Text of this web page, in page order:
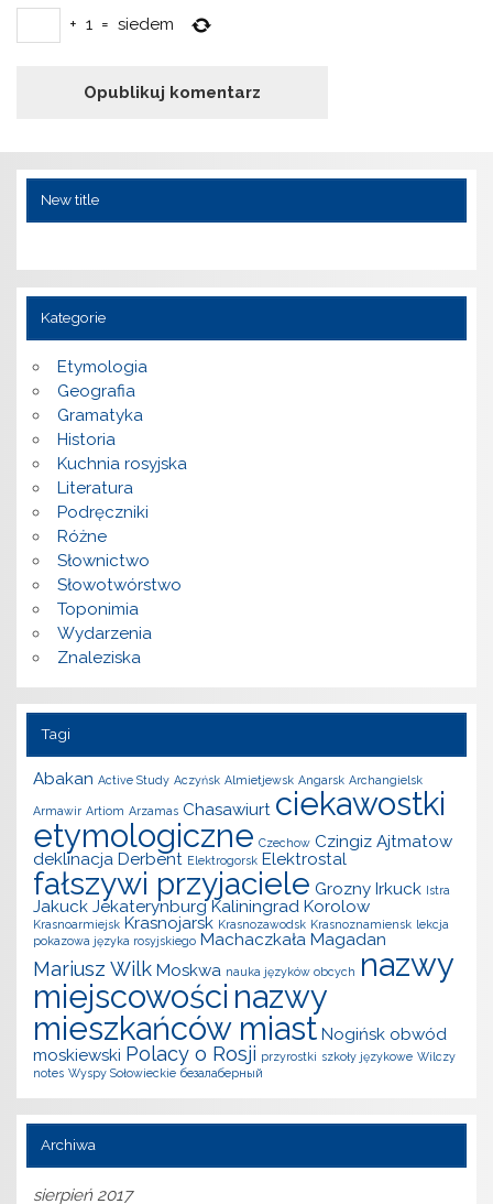
+ 1 = siedem
New title
Kategorie
Etymologia
Geografia
Gramatyka
Historia
Kuchnia rosyjska
Literatura
Podręczniki
Różne
Słownictwo
Słowotwórstwo
Toponimia
Wydarzenia
Znaleziska
Tagi
Abakan Active Study Aczyńsk Almietjewsk Angarsk Archangielsk
Armawir Artiom Arzamas Chasawiurt ciekawostki
etymologiczne Czechow Czingiz Ajtmatow
deklinacja Derbent Elektrogorsk Elektrostal
fałszywi przyjaciele Grozny Irkuck Istra
Jakuck Jekaterynburg Kaliningrad Korolow
Krasnoarmiejsk Krasnojarsk Krasnozawodsk Krasnoznamiensk lekcja
pokazowa języka rosyjskiego Machaczkała Magadan
Mariusz Wilk Moskwa nauka języków obcych nazwy
miejscowości nazwy
mieszkańców miast Nogińsk obwód
moskiewski Polacy o Rosji przyrostki szkoły językowe Wilczy
notes Wyspy Sołowieckie безалаберный
Archiwa
sierpień 2017